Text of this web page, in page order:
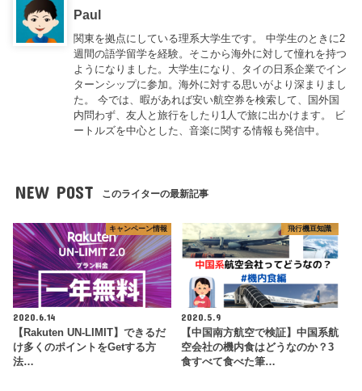
Paul
関東を拠点にしている理系大学生です。 中学生のときに2
週間の語学留学を経験。そこから海外に対して憧れを持つ
ようになりました。大学生になり、タイの日系企業でイン
ターンシップに参加。海外に対する思いがより深まりまし
た。 今では、暇があれば安い航空券を検索して、国外国
内問わず、友人と旅行をしたり1人で旅に出かけます。 ビ
ートルズを中心とした、音楽に関する情報も発信中。
NEW POST このライターの最新記事
キャンペーン情報
2020.6.14
【Rakuten UN-LIMIT】できるだ
け多くのポイントをGetする方
法…
飛行機豆知識
2020.5.9
【中国南方航空で検証】中国系航
空会社の機内食はどうなのか？3
食すべて食べた筆…